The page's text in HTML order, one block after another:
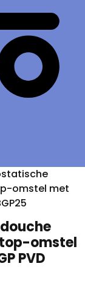
omstel met
omstel
PVD